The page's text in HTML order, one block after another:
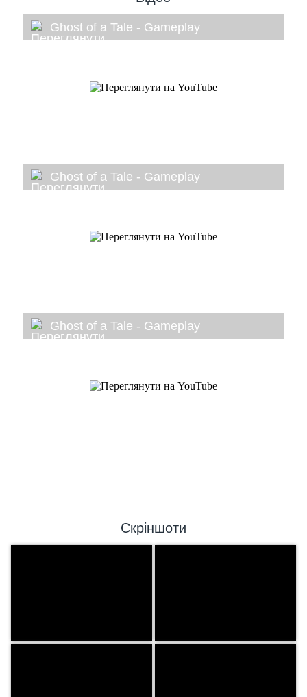
Ghost of a Tale - Gameplay
Ghost of a Tale - Gameplay
Ghost of a Tale - Gameplay
Скріншоти